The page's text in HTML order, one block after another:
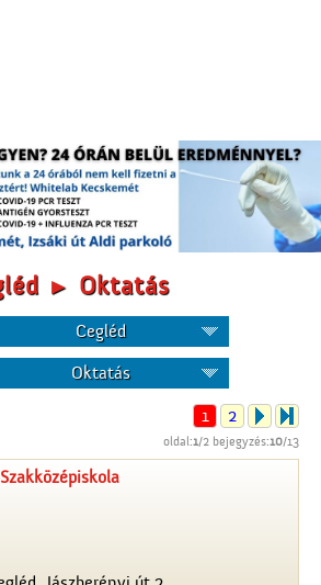
► Oktatás
Cegléd
Oktatás
1 2
oldal:1/2 bejegyzés:10/13